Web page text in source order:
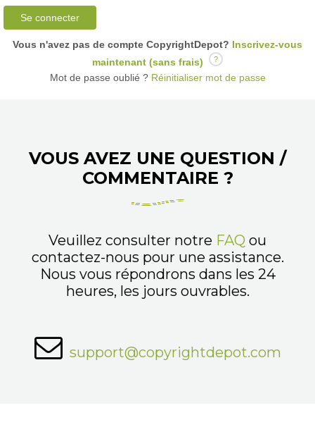
Se connecter
Vous n'avez pas de compte CopyrightDepot? Inscrivez-vous
maintenant (sans frais)
?
Mot de passe oublié ?Réinitialiser mot de passe
VOUS AVEZ UNE QUESTION /
COMMENTAIRE ?
Veuillez consulter notre FAQ ou
contactez-nous pour une assistance.
Nous vous répondrons dans les 24
heures, les jours ouvrables.
support@copyrightdepot.com